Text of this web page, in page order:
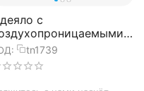
с
Clima warm
см, TAC
tn1739